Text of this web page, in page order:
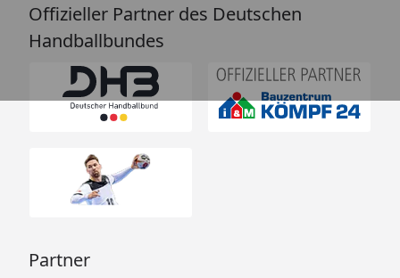
Offizieller Partner des Deutschen
Handballbundes
Partner